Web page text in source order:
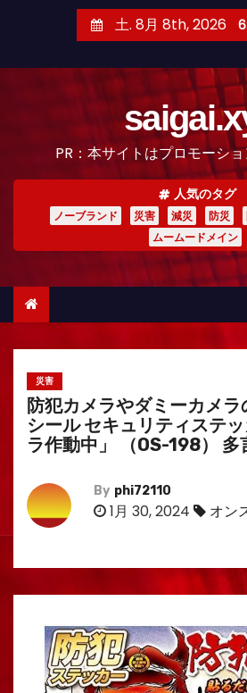
土. 8月 8th, 2026
PR：本サイトはプロモーシ
人気のタグ
ノーブランド 災害 減災 防災
ムームードメイン
災害
防犯カメラやダミーカメ
シール セキュリティステ
ラ作動中」 （OS-198） 多
By phi72110
1月 30, 2024 オン